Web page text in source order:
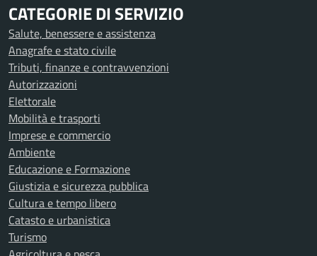
CATEGORIE DI SERVIZIO
Salute, benessere e assistenza
Anagrafe e stato civile
Tributi, finanze e contravvenzioni
Autorizzazioni
Elettorale
Mobilità e trasporti
Imprese e commercio
Ambiente
Educazione e Formazione
Giustizia e sicurezza pubblica
Cultura e tempo libero
Catasto e urbanistica
Turismo